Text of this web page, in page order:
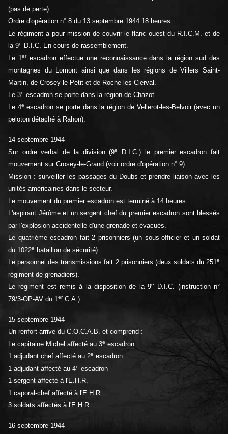
(pas de perte).
Ordre d'opération n° 8 du 13 septembre 1944 18 heures.
Le régiment a pour mission de couvrir le flanc ouest du R.I.C.M. et de
la 9e
D.I.C. En cours de rassemblement.
Le 1erescadron effectue une reconnaissance dans la région sud des
montagnes du Lomont ainsi que dans les régions de Villers Saint-
Martin, de Crosey-le-Petit et de Roche-les-Clerval.
Le 3e escadron se porte dans la région de Chazot.
Le 4e escadron se porte dans la région de Vellerot-les-Belvoir (avec un
peloton détaché à Rahon).
14 septembre 1944
Sur ordre verbal de la division (9e
D.I.C.) le premier escadron fait
mouvement sur Crosey-le-Grand (voir ordre d'opération n° 9).
Mission : surveiller les passages du Doubs et prendre liaison avec les
unités américaines dans le secteur.
Le mouvement du premier escadron est terminé à 14 heures.
L'aspirant Jérôme et un sergent chef du premier escadron sont blessés
par l'explosion accidentelle d'une grenade et évacués.
Le quatrième escadron fait 2 prisonniers (un sous-officier et un soldat
du 1022e
bataillon de sécurité).
Le personnel des transmissions fait 2 prisonniers (deux soldats du 251e
régiment de grenadiers).
Le régiment est remis à la disposition de la 9e
D.I.C. (instruction n°
79/3-OP-AV du 1erC.A.).
15 septembre 1944
Un renfort arrive du C.O.C.A.B. et comprend :
Le capitaine Michel affecté au 3e escadron
1 adjudant chef affecté au 2e escadron
1 adjudant affecté au 4e escadron
1 sergent affecté à l'E.H.R.
1 caporal-chef affecté à l'E.H.R.
3 soldats affectés à l'E.H.R.
16 septembre 1944